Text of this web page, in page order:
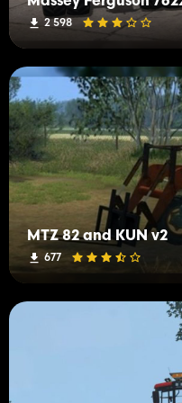
2 598
MTZ 82 and KUN v2
677